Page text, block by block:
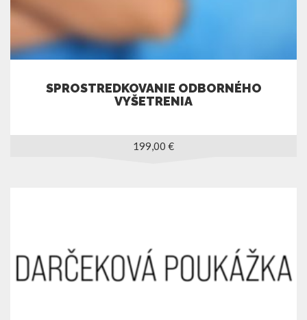
SPROSTREDKOVANIE ODBORNÉHO
VYŠETRENIA
199,00 €